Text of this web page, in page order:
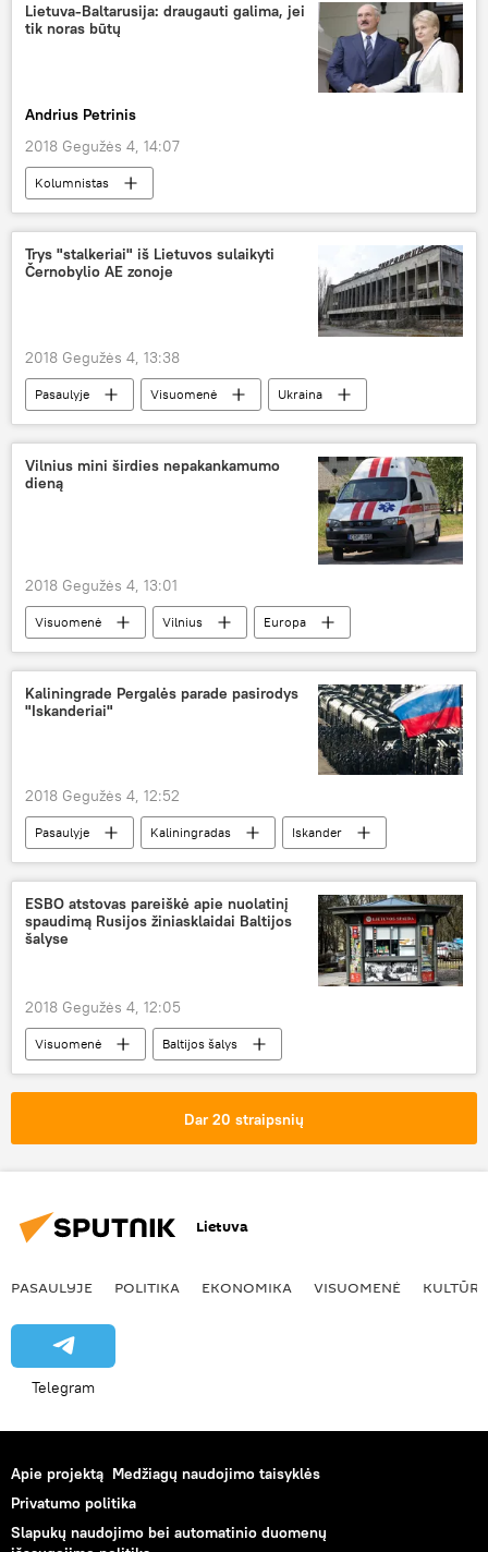
Lietuva-Baltarusija: draugauti galima, jei
tik noras būtų
Andrius Petrinis
2018 Gegužės 4, 14:07
Kolumnistas
Trys "stalkeriai" iš Lietuvos sulaikyti
Černobylio AE zonoje
2018 Gegužės 4, 13:38
Pasaulyje Visuomenė
Ukraina
Černobylis
lietuviai
Pasaulį sujudinęs "Černobylis": serialas ir realybė
Vilnius mini širdies nepakankamumo
dieną
2018 Gegužės 4, 13:01
Visuomenė Vilnius
Europa
širdies nepakankamumas
Kaliningrade Pergalės parade pasirodys
"Iskanderiai"
2018 Gegužės 4, 12:52
Pasaulyje Kaliningradas
Iskander
Didžiosios Pergalės metinės
ESBO atstovas pareiškė apie nuolatinį
spaudimą Rusijos žiniasklaidai Baltijos
šalyse
2018 Gegužės 4, 12:05
Visuomenė
Baltijos šalys
žiniasklaida
Rusijos žiniasklaida
Dar 20 straipsnių
Lietuva
PASAULYJE POLITIKA EKONOMIKA VISUOMENĖ KULTŪRA
Telegram
Apie projektą Medžiagų naudojimo taisyklės
Privatumo politika
Slapukų naudojimo bei automatinio duomenų